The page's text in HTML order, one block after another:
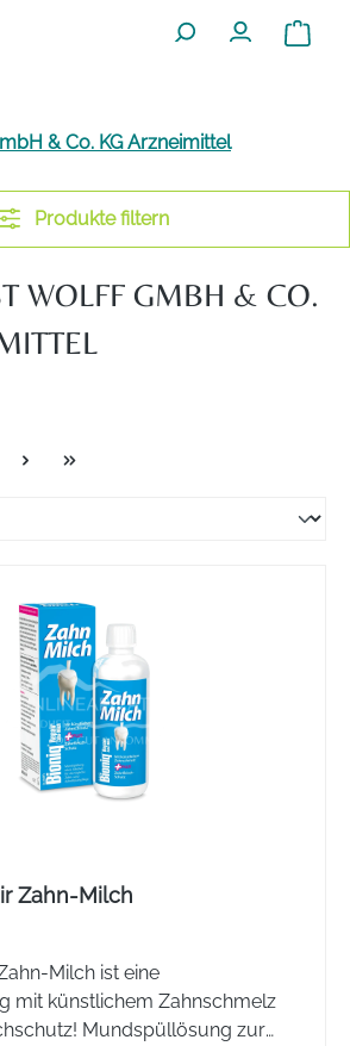
& Co. KG Arzneimittel
Produkte filtern
WOLFF GMBH & CO.
Zahn-Milch
Milch ist eine
mit künstlichem Zahnschmelz
Mundspüllösung zur